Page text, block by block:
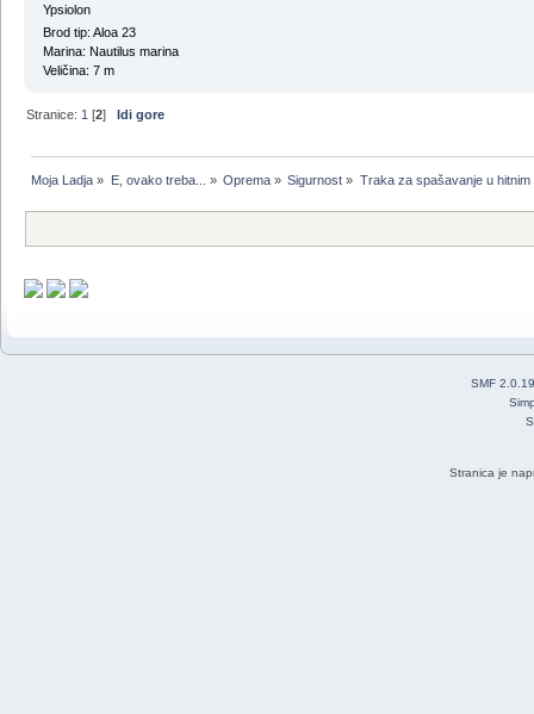
Ypsiolon
Brod tip: Aloa 23
Marina: Nautilus marina
Veličina: 7 m
Stranice: 1 [2] Idi gore
Moja Ladja » E, ovako treba... » Oprema» Sigurnost » Тraka za spašavanje u hitnim
SMF 2.0.19
Stranica je